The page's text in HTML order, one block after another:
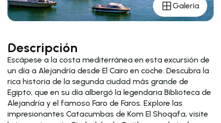
Galería
Descripción
Escápese a la costa mediterránea en esta excursión de
un día a Alejandría desde El Cairo en coche. Descubra la
rica historia de la segunda ciudad más grande de
Egipto, que en su día albergó la legendaria Biblioteca de
Alejandría y el famoso Faro de Faros. Explore las
impresionantes Catacumbas de Kom El Shoqafa, visite